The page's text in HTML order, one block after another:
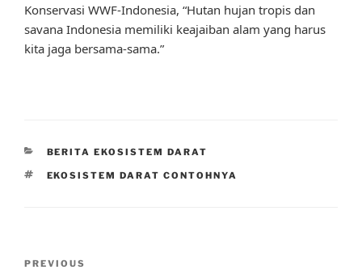
Konservasi WWF-Indonesia, “Hutan hujan tropis dan
savana Indonesia memiliki keajaiban alam yang harus
kita jaga bersama-sama.”
CATEGORIES
BERITA EKOSISTEM DARAT
TAGS
EKOSISTEM DARAT CONTOHNYA
Previous
PREVIOUS